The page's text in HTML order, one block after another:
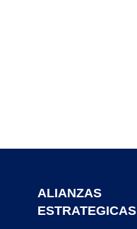
ALIANZAS
ESTRATEGICAS